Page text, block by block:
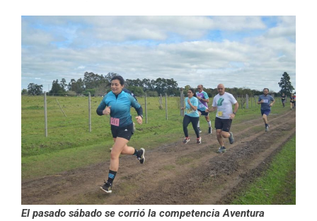
El pasado sábado se corrió la competencia Aventura